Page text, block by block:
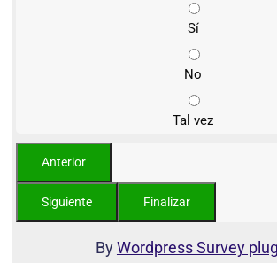
Sí
No
Tal vez
ByWordpress Survey